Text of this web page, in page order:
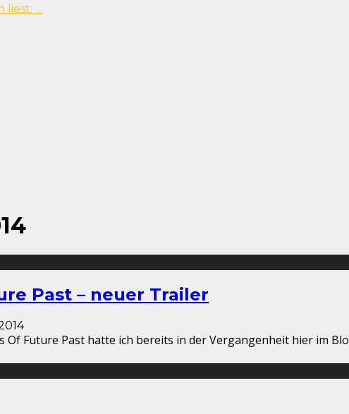
liest: …
Past – neuer Trailer
Of Future Past hatte ich bereits in der Vergangenheit hier im